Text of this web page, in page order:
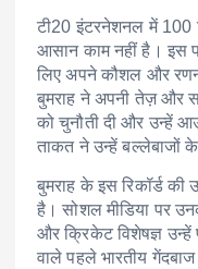
टी20 इंटरनेशनल में 100
आसान काम नहीं है। इस
लिए अपने कौशल और
बुमराह ने अपनी तेज़ और
को चुनौती दी और उन्हें
ताकत ने उन्हें बल्लेबाजों
बुमराह के इस रिकॉर्ड की
है। सोशल मीडिया पर
और क्रिकेट विशेषज्ञ उन्हें
वाले पहले भारतीय